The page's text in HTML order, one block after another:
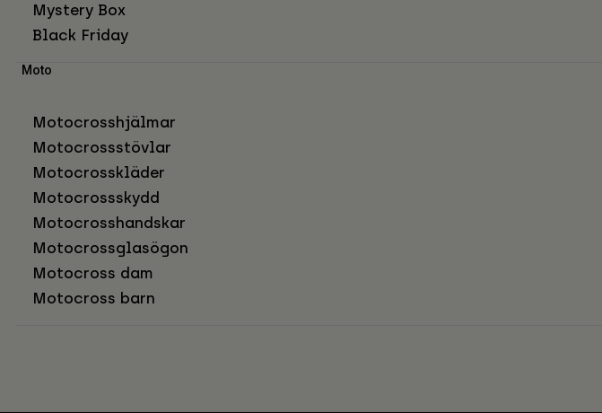
Mystery Box
Black Friday
Moto
Motocrosshjälmar
Motocrossstövlar
Motocrosskläder
Motocrossskydd
Motocrosshandskar
Motocrossglasögon
Motocross dam
Motocross barn